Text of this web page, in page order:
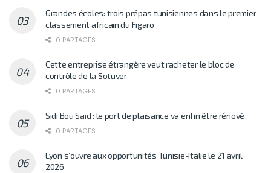
Grandes écoles: trois prépas tunisiennes dans le premier
classement africain du Figaro
0 PARTAGES
Cette entreprise étrangère veut racheter le bloc de
contrôle de la Sotuver
0 PARTAGES
Sidi Bou Saïd : le port de plaisance va enfin être rénové
0 PARTAGES
Lyon s’ouvre aux opportunités Tunisie-Italie le 21 avril
2026